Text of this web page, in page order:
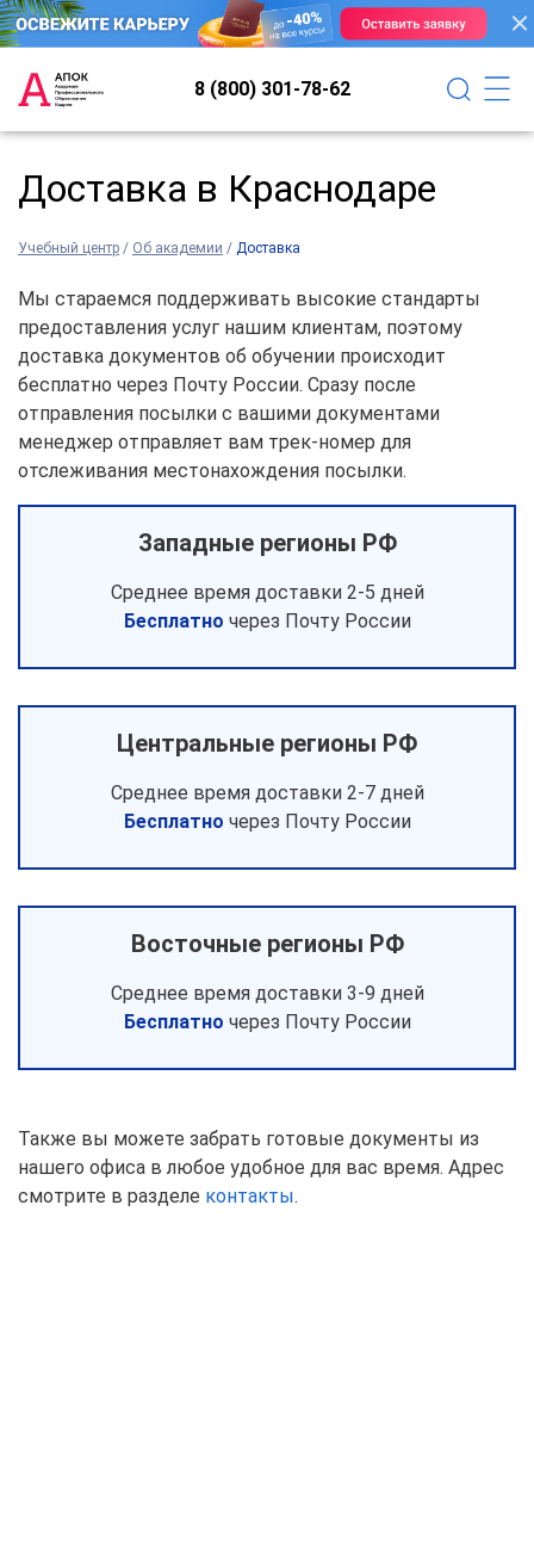
8 (800) 301-78-62
Доставка в Краснодаре
Учебный центр / Об академии / Доставка
Мы стараемся поддерживать высокие стандарты
предоставления услуг нашим клиентам, поэтому
доставка документов об обучении происходит
бесплатно через Почту России. Сразу после
отправления посылки с вашими документами
менеджер отправляет вам трек-номер для
отслеживания местонахождения посылки.
Западные регионы РФ
Среднее время доставки 2-5 дней
Бесплатно через Почту России
Центральные регионы РФ
Среднее время доставки 2-7 дней
Бесплатно через Почту России
Восточные регионы РФ
Среднее время доставки 3-9 дней
Бесплатно через Почту России
Также вы можете забрать готовые документы из
нашего офиса в любое удобное для вас время. Адрес
смотрите в разделе контакты.